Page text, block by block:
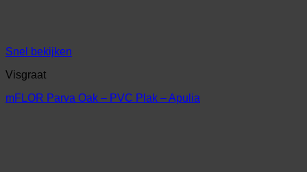
Snel bekijken
Visgraat
mFLOR Parva Oak – PVC Plak – Apulia